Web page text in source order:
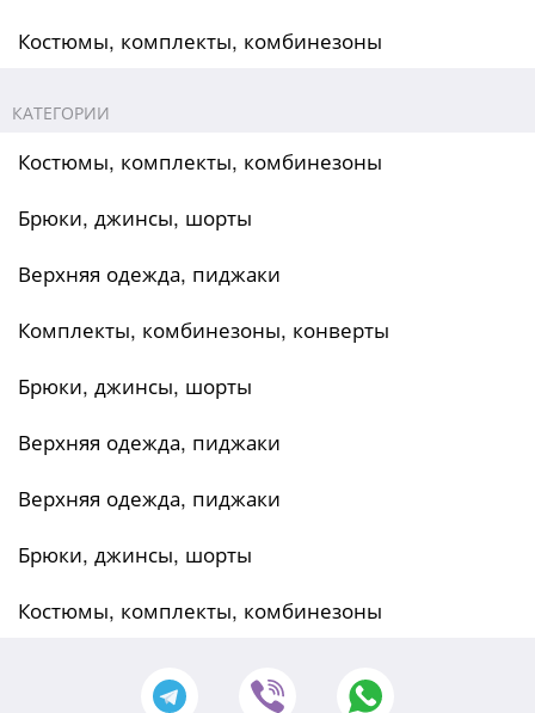
Костюмы, комплекты, комбинезоны
КАТЕГОРИИ
Костюмы, комплекты, комбинезоны
Брюки, джинсы, шорты
Верхняя одежда, пиджаки
Комплекты, комбинезоны, конверты
Брюки, джинсы, шорты
Верхняя одежда, пиджаки
Верхняя одежда, пиджаки
Брюки, джинсы, шорты
Костюмы, комплекты, комбинезоны